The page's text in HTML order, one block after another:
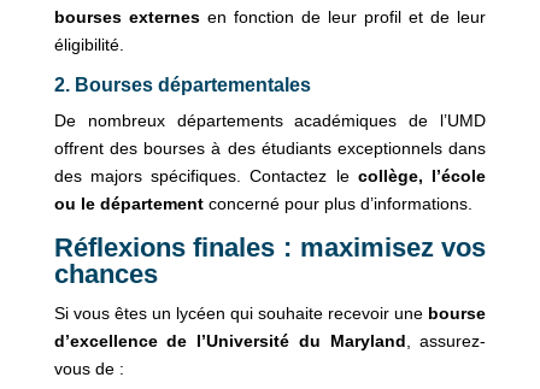
bourses externesen fonction de leur profil et de leur
éligibilité.
2. Bourses départementales
De nombreux départements académiques de l’UMD
offrent des bourses à des étudiants exceptionnels dans
des majors spécifiques. Contactez le collège, l’école
ou le départementconcerné pour plus d’informations.
Réflexions finales : maximisez vos
chances
Si vous êtes un lycéen qui souhaite recevoir une bourse
d’excellence de l’Université du Maryland , assurez-
vous de :